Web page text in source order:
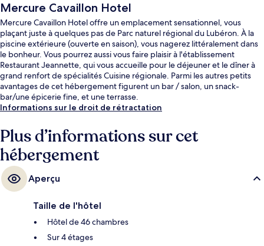
Mercure Cavaillon Hotel
Mercure Cavaillon Hotel offre un emplacement sensationnel, vous
plaçant juste à quelques pas de Parc naturel régional du Lubéron. À la
piscine extérieure (ouverte en saison), vous nagerez littéralement dans
le bonheur. Vous pourrez aussi vous faire plaisir à l'établissement
Restaurant Jeannette, qui vous accueille pour le déjeuner et le dîner à
grand renfort de spécialités Cuisine régionale. Parmi les autres petits
avantages de cet hébergement figurent un bar / salon, un snack-
bar/une épicerie fine, et une terrasse.
Informations sur le droit de rétractation
Plus d’informations sur cet
hébergement
Aperçu
Taille de l'hôtel
Hôtel de 46 chambres
Sur 4 étages